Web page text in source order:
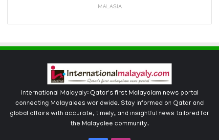
MALASIA
International Malayaly: Qatar's first Malayalam news portal
connecting Malayalees worldwide. Stay informed on Qatar and
global affairs with accurate, timely, and insightful news tailored for
the Malayalee community.